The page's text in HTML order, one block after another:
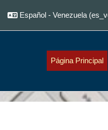
Español - Venezuela
Página Principal